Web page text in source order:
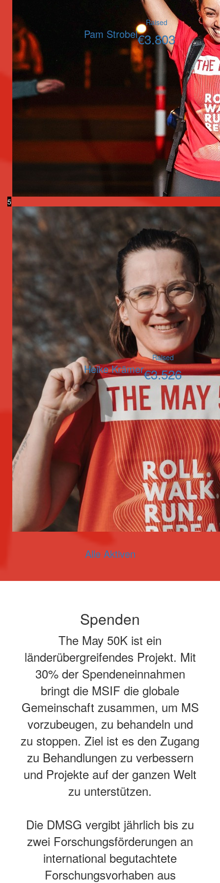
Pam Strobel
Raised
€3.803
5
Heike Krämer
Raised
€3.526
Alle Aktiven
Spenden
The May 50K ist ein
länderübergreifendes Projekt. Mit
30% der Spendeneinnahmen
bringt die MSIF die globale
Gemeinschaft zusammen, um MS
vorzubeugen, zu behandeln und
zu stoppen. Ziel ist es den Zugang
zu Behandlungen zu verbessern
und Projekte auf der ganzen Welt
zu unterstützen.
Die DMSG vergibt jährlich bis zu
zwei Forschungsförderungen an
international begutachtete
Forschungsvorhaben aus